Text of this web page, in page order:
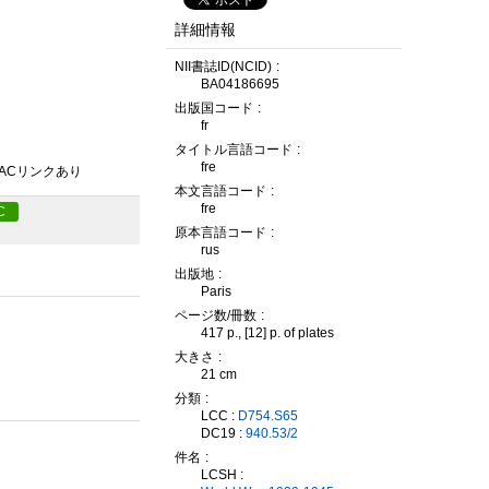
リンクあり
詳細情報
NII書誌ID(NCID)
BA04186695
出版国コード
fr
タイトル言語コード
fre
本文言語コード
fre
原本言語コード
rus
出版地
Paris
ページ数/冊数
417 p., [12] p. of plates
大きさ
21 cm
分類
LCC : D754.S65
DC19 : 940.53/2
件名
LCSH :